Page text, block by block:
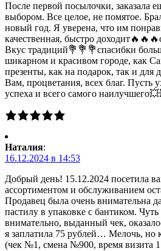
После первой посылочки, заказала
выбором. Все целое, не помятое.
новый год. Я уверена, что им
качественная, быстро
Вкус традиций💐💐💐спасибки
шикарном и красивом городе, как
презенты, как на подарок, так и для
Вам, процветания, всех благ. Пусть
успеха и всего самого
Наталия:
16.12.2024 в 14:53
Добрый день! 15.12.2024 посетила
ассортиментом и обслуживанием
Продавец была очень внимательна
пастилу в упаковке с бантиком.
внимательно, выданный чек,
я заплатила 75 рублей… Мелочь, но
(чек №1, смена №900, время визита